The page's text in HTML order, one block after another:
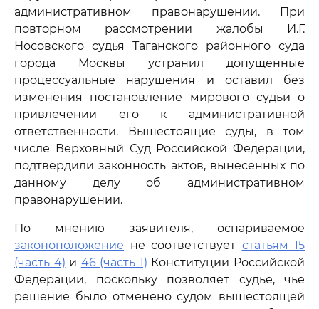
административном правонарушении. При
повторном рассмотрении жалобы И.Г.
Носовского судья Таганского районного суда
города Москвы устранил допущенные
процессуальные нарушения и оставил без
изменения постановление мирового судьи о
привлечении его к административной
ответственности. Вышестоящие суды, в том
числе Верховный Суд Российской Федерации,
подтвердили законность актов, вынесенных по
данному делу об административном
правонарушении.
По мнению заявителя, оспариваемое
законоположение не соответствует статьям 15
(часть 4) и 46 (часть 1) Конституции Российской
Федерации, поскольку позволяет судье, чье
решение было отменено судом вышестоящей